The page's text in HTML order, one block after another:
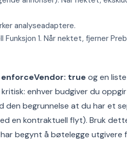
analyseadaptere.
1. Når nektet, fjerner
enforceVendor: trueog en
enhver budgiver du
den begrunnelse at du har et
en kontraktuell flyt). Bruk
begynt å bøtelegge utgivere